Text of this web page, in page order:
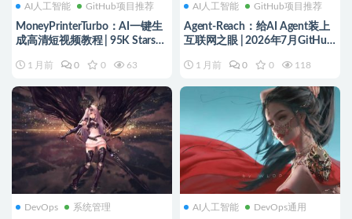
AI人工智能 GitHub项目推荐
MoneyPrinterTurbo：AI一键生
成高清短视频教程 | 95K Stars开
1 月前 0 0 63
AI人工智能 GitHub项目推荐
Agent-Reach：给AI Agent装上
互联网之眼 | 2026年7月GitHub
1 月前 0 0 118
DevOps 系统管理 AI人工智能 DevOps通用